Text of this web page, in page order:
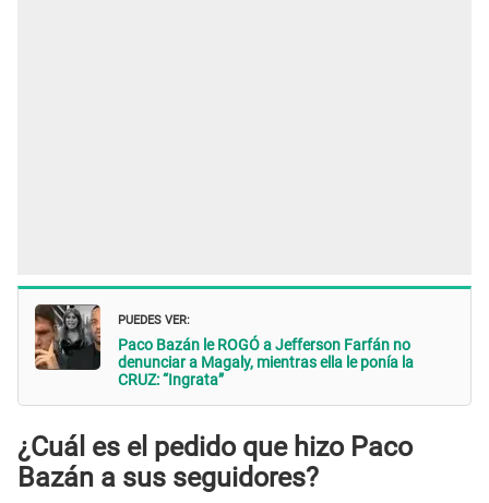
PUEDES VER:
Paco Bazán le ROGÓ a Jefferson Farfán no
denunciar a Magaly, mientras ella le ponía la
CRUZ: “Ingrata”
¿Cuál es el pedido que hizo Paco
Bazán a sus seguidores?